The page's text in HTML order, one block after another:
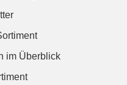
im Überblick